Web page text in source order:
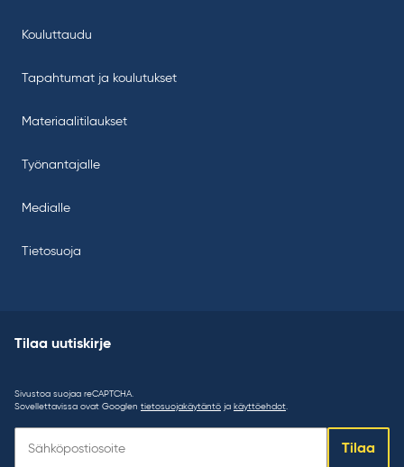
Kouluttaudu
Tapahtumat ja koulutukset
Materiaalitilaukset
Työnantajalle
Medialle
Tietosuoja
Tilaa uutiskirje
Sivustoa suojaa reCAPTCHA.
Sovellettavissa ovat Googlen tietosuojakäytäntö ja käyttöehdot.
uutiskirje:
Tilaa